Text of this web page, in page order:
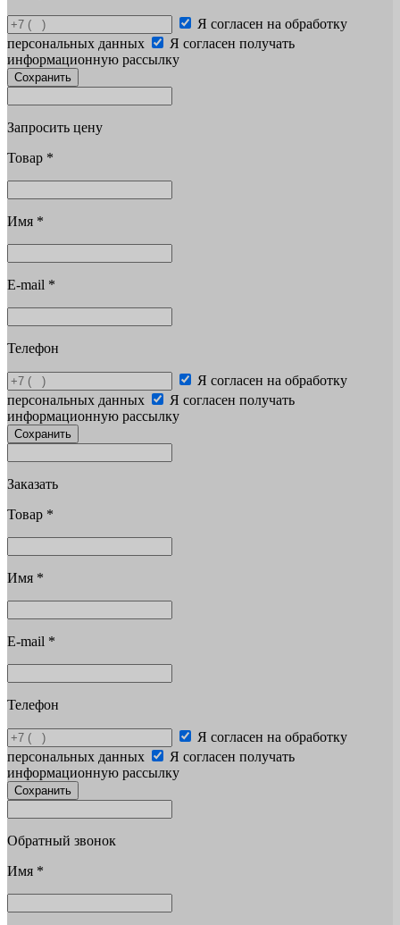
Я согласен на обработку
персональных данных
Я согласен получать
информационную рассылку
Сохранить
Запросить цену
Товар *
Имя *
E-mail *
Телефон
Я согласен на обработку
персональных данных
Я согласен получать
информационную рассылку
Сохранить
Заказать
Товар *
Имя *
E-mail *
Телефон
Я согласен на обработку
персональных данных
Я согласен получать
информационную рассылку
Сохранить
Обратный звонок
Имя *